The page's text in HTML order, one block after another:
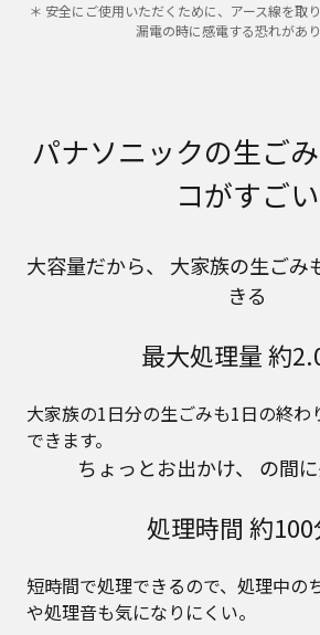
＊ 安全にご使用いただくために、アース線を取
漏電の時に感電する恐れがあり
パナソニックの生ご
コがすごい
大容量だから、
大家族の生ごみ
きる
最大処理量 約
大家族の1日分の生ごみも1日の終わ
できます。
ちょっとお出かけ、 の間
処理時間 約100
短時間で処理できるので、処理中の
や処理音も気になりにくい。